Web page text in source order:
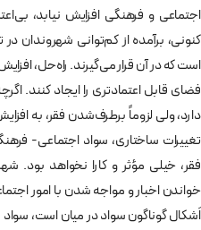
اجتماعی و فرهنگی افزایش نیابد،
کنونی، برآمده از کم‌توانی شهروندان
است که در آن قرار می‌گیرند. راه‌حل،
فضای قابل اعتمادتری را ایجاد کنند.
دارد، ولی لزوماً برطرف‌شدن فقر،‌ به
تغییرات ساختاری،‌ سواد اجتماعی-
فقر، خیلی مؤثر و کارا نخواهد بود.
خواندن اخبار و مواجه شدن با امور
اَشکال گوناگون سواد در میان است،‌